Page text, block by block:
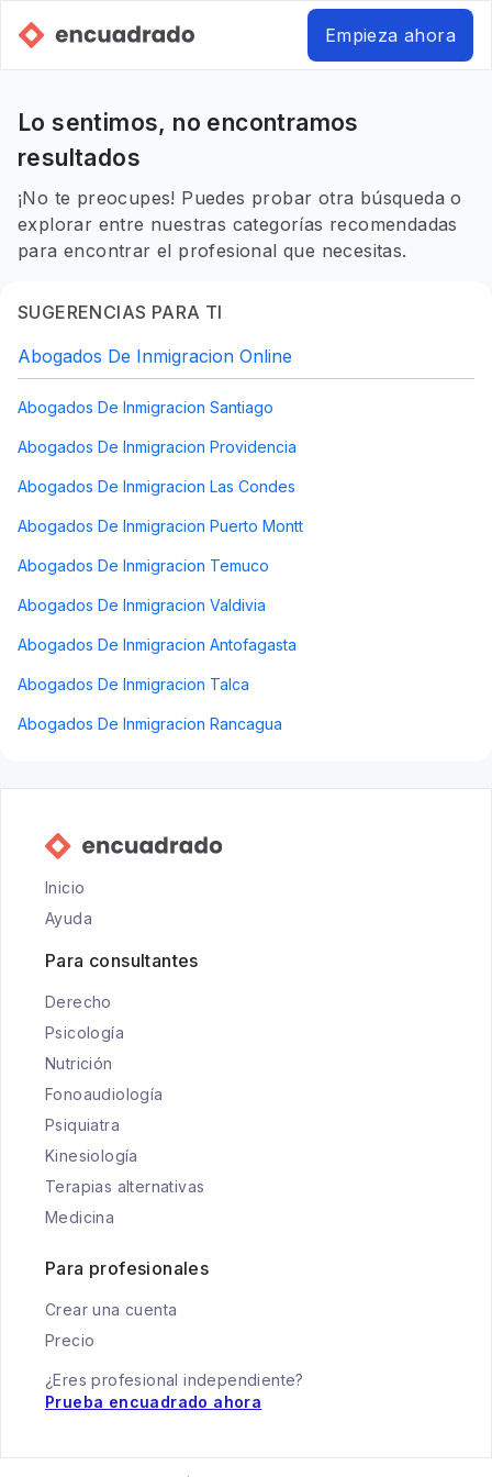
Empieza ahora
Lo sentimos, no encontramos
resultados
¡No te preocupes! Puedes probar otra búsqueda o
explorar entre nuestras categorías recomendadas
para encontrar el profesional que necesitas.
SUGERENCIAS PARA TI
Abogados De Inmigracion Online
Abogados De Inmigracion Santiago
Abogados De Inmigracion Providencia
Abogados De Inmigracion Las Condes
Abogados De Inmigracion Puerto Montt
Abogados De Inmigracion Temuco
Abogados De Inmigracion Valdivia
Abogados De Inmigracion Antofagasta
Abogados De Inmigracion Talca
Abogados De Inmigracion Rancagua
Inicio
Ayuda
Para consultantes
Derecho
Psicología
Nutrición
Fonoaudiología
Psiquiatra
Kinesiología
Terapias alternativas
Medicina
Para profesionales
Crear una cuenta
Precio
¿Eres profesional independiente?
Prueba encuadrado ahora